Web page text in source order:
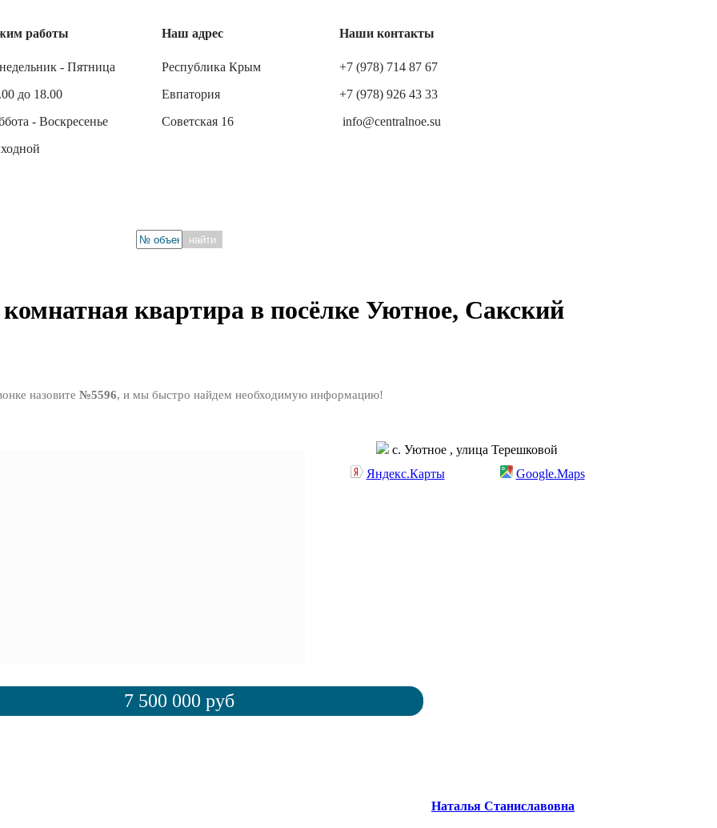
работы
- Пятница
до 18.00
- Воскресенье
Наш адрес
Республика Крым
Евпатория
Советская 16
Наши контакты
+7 (978) 714 87 67
+7 (978) 926 43 33
info@centralnoe.su
найти
квартира в посёлке Уютное, Сакский
назовите №5596, и мы быстро найдем необходимую информацию!
с. Уютное , улица Терешковой
Яндекс.Карты
Google.Maps
7 500 000 руб
Наталья Станиславовна